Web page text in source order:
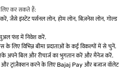
कर सकते हैं:
जैसे इंस्टेंट पर्सनल लोन, होम लोन, बिज़नेस लोन, गोल्ड
फंड में निवेश करें.
के लिए विभिन्न बीमा प्रदाताओं के कई विकल्पों में से चुनें.
अपने बिल और रीचार्ज का भुगतान करें और मैनेज करें.
ट्रांज़ैक्शन करने के लिए Bajaj Pay और बजाज वॉलेट